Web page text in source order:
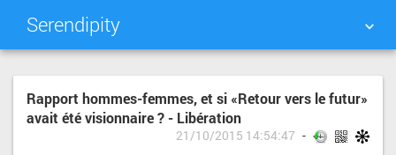
Serendipity
NUAGE DE TAGS MUR D'IMAGES
RECHERCHER
Rapport hommes-femmes, et si «Retour vers le futur»
avait été visionnaire ? - Libération
21/10/2015 14:54:47